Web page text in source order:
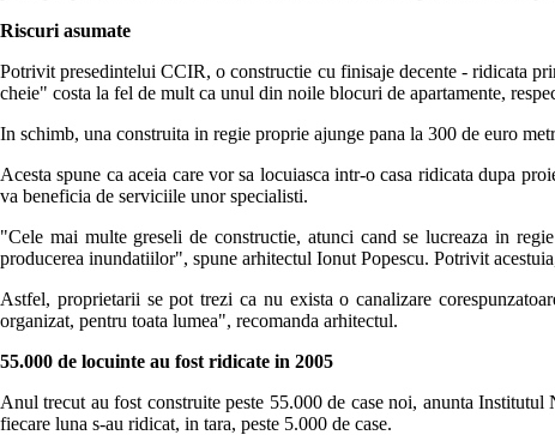
Riscuri asumate
Potrivit presedintelui CCIR, o constructie cu finisaje decente - ridicata
cheie" costa la fel de mult ca unul din noile blocuri de apartamente,
In schimb, una construita in regie proprie ajunge pana la 300 de euro
Acesta spune ca aceia care vor sa locuiasca intr-o casa ridicata dupa
va beneficia de serviciile unor specialisti.
"Cele mai multe greseli de constructie, atunci cand se lucreaza in
producerea inundatiilor", spune arhitectul Ionut Popescu. Potrivit
Astfel, proprietarii se pot trezi ca nu exista o canalizare
organizat, pentru toata lumea", recomanda arhitectul.
55.000 de locuinte au fost ridicate in 2005
Anul trecut au fost construite peste 55.000 de case noi, anunta
fiecare luna s-au ridicat, in tara, peste 5.000 de case.